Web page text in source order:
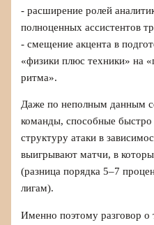
- расширение ролей
полноценных ассистентов
- смещение акцента в
«физики плюс техники» на
ритма».
Даже по неполным данным
команды, способные быстро
структуру атаки в
выигрывают матчи, в
(разница порядка 5–7
лигам).
Именно поэтому разговор о